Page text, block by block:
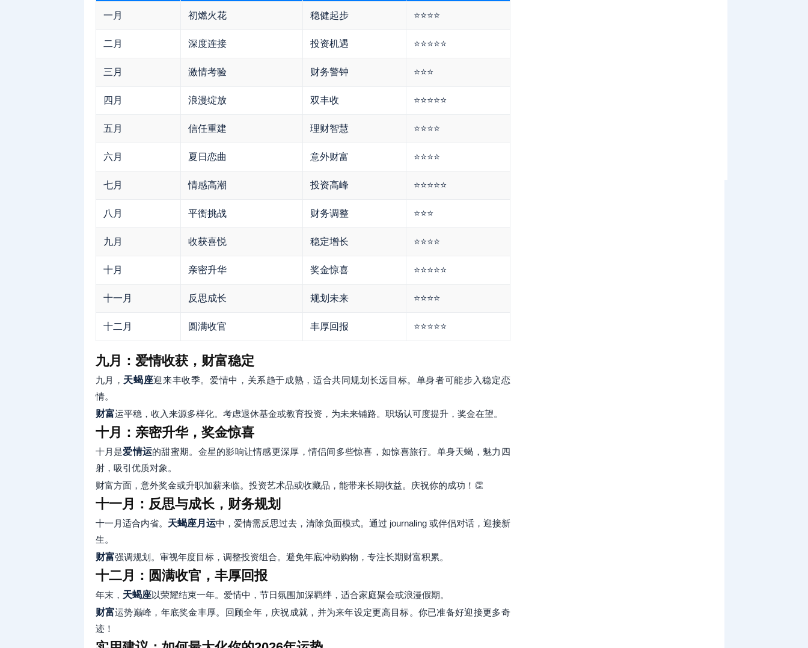
一月 初燃火花 稳健起步 ⭐⭐⭐⭐
二月 深度连接 投资机遇 ⭐⭐⭐⭐⭐
三月 激情考验 财务警钟 ⭐⭐⭐
四月 浪漫绽放 双丰收 ⭐⭐⭐⭐⭐
五月 信任重建 理财智慧 ⭐⭐⭐⭐
六月 夏日恋曲 意外财富 ⭐⭐⭐⭐
七月 情感高潮 投资高峰 ⭐⭐⭐⭐⭐
八月 平衡挑战 财务调整 ⭐⭐⭐
九月 收获喜悦 稳定增长 ⭐⭐⭐⭐
十月 亲密升华 奖金惊喜 ⭐⭐⭐⭐⭐
十一月 反思成长 规划未来 ⭐⭐⭐⭐
十二月 圆满收官 丰厚回报 ⭐⭐⭐⭐⭐
九月：爱情收获，财富稳定
九月， 天蝎座迎来丰收季。爱情中，关系趋于成熟，适合共同规划长远目标。单身者可能步入稳定恋
情。
财富运平稳，收入来源多样化。考虑退休基金或教育投资，为未来铺路。职场认可度提升，奖金在望。
十月：亲密升华，奖金惊喜
十月是爱情运的甜蜜期。金星的影响让情感更深厚，情侣间多些惊喜，如惊喜旅行。单身天蝎，魅力四
射，吸引优质对象。
财富方面，意外奖金或升职加薪来临。投资艺术品或收藏品，能带来长期收益。庆祝你的成功！👏
十一月：反思与成长，财务规划
十一月适合内省。 天蝎座月运中，爱情需反思过去，清除负面模式。通过 journaling 或伴侣对话，迎接新
生。
财富强调规划。审视年度目标，调整投资组合。避免年底冲动购物，专注长期财富积累。
十二月：圆满收官，丰厚回报
年末， 天蝎座以荣耀结束一年。爱情中，节日氛围加深羁绊，适合家庭聚会或浪漫假期。
财富运势巅峰，年底奖金丰厚。回顾全年，庆祝成就，并为来年设定更高目标。你已准备好迎接更多奇
迹！